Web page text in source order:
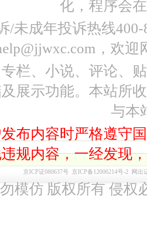
化，程序会
/未成年投诉热线
，欢
栏、小说、评论、
及展示功能。本站所
与本
布内容时严格遵守
规内容，一经发现
京ICP证080637号 京ICP备12006214号-2 网出
模仿 版权所有 侵权